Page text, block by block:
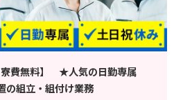
/寮費無料】 ★人気の日勤専属
組立・組付け業務